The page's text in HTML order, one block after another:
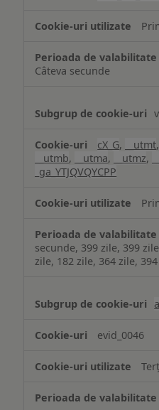
Câteva secunde
cX_G, __utmt,
__utmb, __utma, __utmz,
_ga_YTJQVQYCPP
secunde, 399 zile, 399
zile, 182 zile, 364 zile,
evid_0046
Terț